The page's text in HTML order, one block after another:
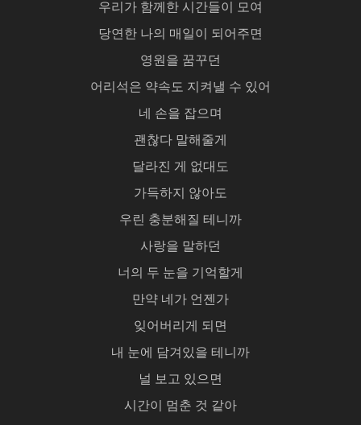
우리가 함께한 시간들이 모여
당연한 나의 매일이 되어주면
영원을 꿈꾸던
어리석은 약속도 지켜낼 수 있어
네 손을 잡으며
괜찮다 말해줄게
달라진 게 없대도
가득하지 않아도
우린 충분해질 테니까
사랑을 말하던
너의 두 눈을 기억할게
만약 네가 언젠가
잊어버리게 되면
내 눈에 담겨있을 테니까
널 보고 있으면
시간이 멈춘 것 같아